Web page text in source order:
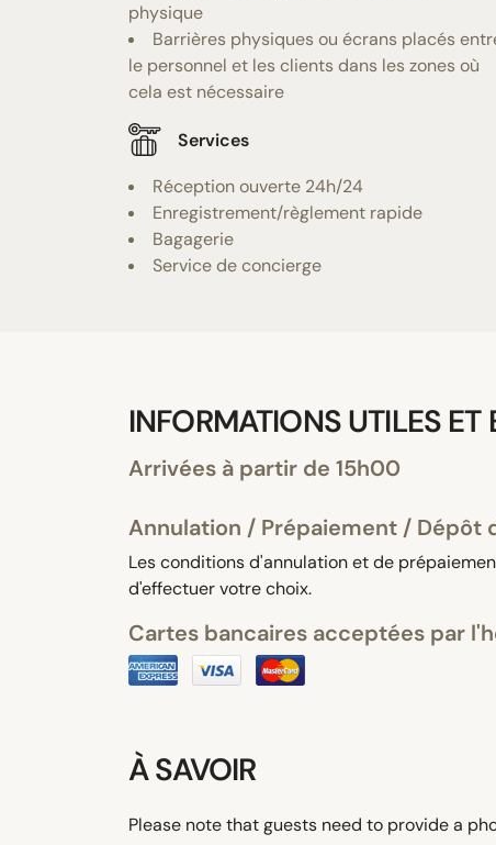
physique
Barrières physiques ou écrans placés
le personnel et les clients dans les zones où
cela est nécessaire
Services
Réception ouverte 24h/24
Enregistrement/règlement rapide
Bagagerie
Service de concierge
INFORMATIONS UTILES ET
Arrivées à partir de 15h00
Annulation / Prépaiement / Dépôt
Les conditions d'annulation et de
d'effectuer votre choix.
Cartes bancaires acceptées par
À SAVOIR
Please note that guests need to provide a